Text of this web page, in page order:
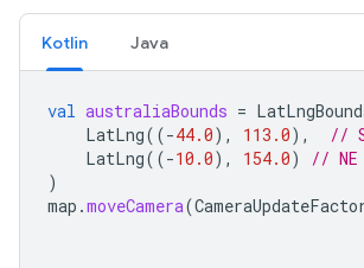
Kotlin Java
val australiaBounds =
LatLng((-44.0), 113.0),
//
LatLng((-10.0), 154.0)
// NE
)
map .moveCamera(